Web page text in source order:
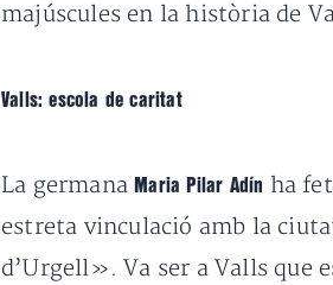
majúscules en la història de
Valls: escola de caritat
La germanaMaria Pilar Adín ha
estreta vinculació amb la
d’Urgell». Va ser a Valls que